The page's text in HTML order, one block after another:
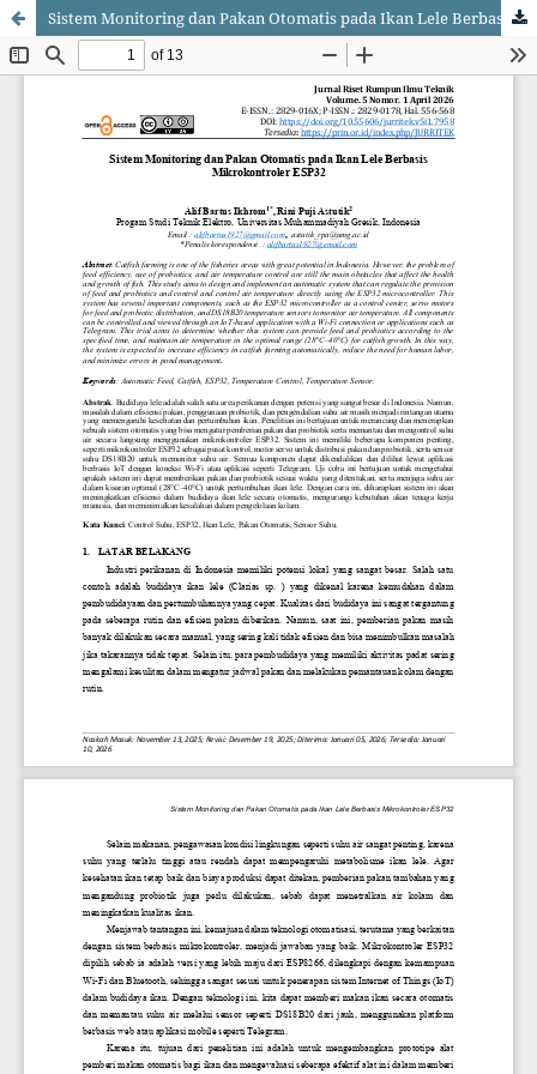
Sistem Monitoring dan Pakan Otomatis pada Ikan Lele Berbasis Mikrokontroler ESP32